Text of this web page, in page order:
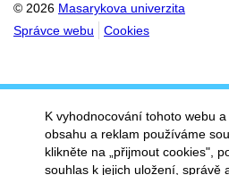
© 2026 Masarykova univerzita
Správce webu
Cookies
K vyhodnocování tohoto webu
obsahu a reklam používáme
klikněte na „přijmout cookies",
souhlas k jejich uložení, správě